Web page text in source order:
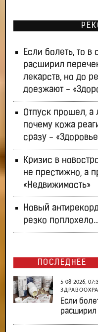
Если болеть, то в
расширил
лекарств, но до
доезжают -
Отпуск прошел, а
почему кожа
сразу -
Кризис в
не престижно, а
«Недвижимость»
Новый
резко
ПОСЛЕДНЕЕ
5-08-2026,
Если
расширил